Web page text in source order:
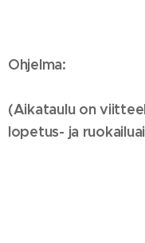
Ohjelma:
(Aikataulu on
lopetus- ja